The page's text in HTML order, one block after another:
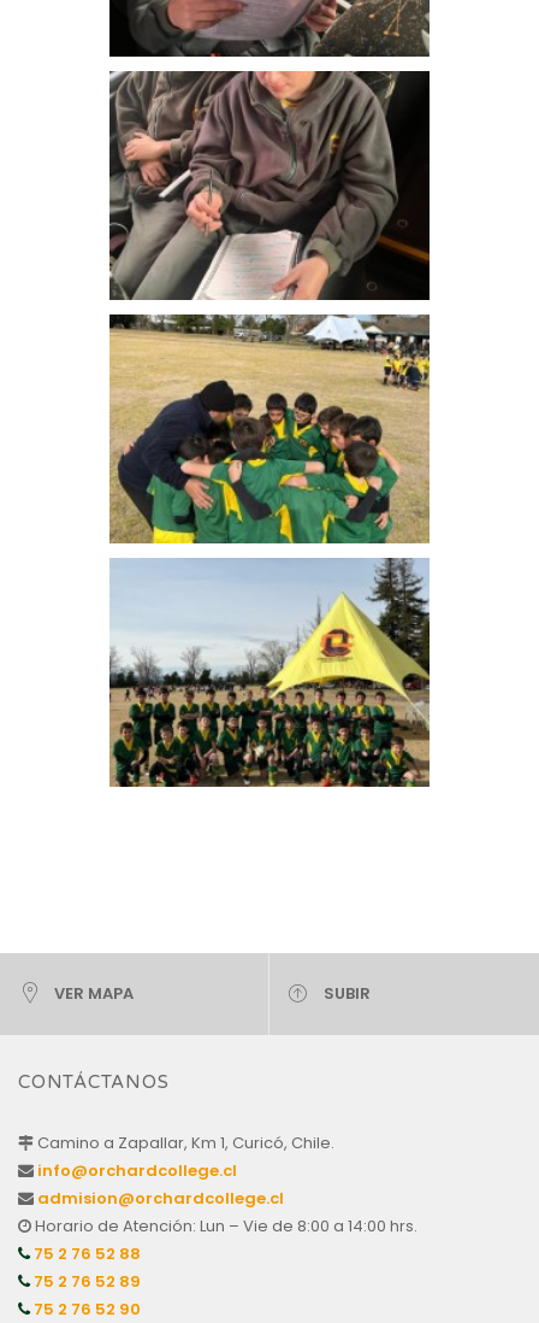
VER MAPA SUBIR
CONTÁCTANOS
Camino a Zapallar, Km 1, Curicó, Chile.
info@orchardcollege.cl
admision@orchardcollege.cl
Horario de Atención: Lun – Vie de 8:00 a 14:00 hrs.
75 2 76 52 88
75 2 76 52 89
75 2 76 52 90